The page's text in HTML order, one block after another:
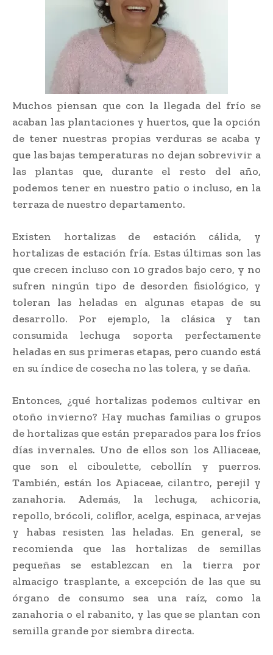
Muchos piensan que con la llegada del frío se
acaban las plantaciones y huertos, que la opción
de tener nuestras propias verduras se acaba y
que las bajas temperaturas no dejan sobrevivir a
las plantas que, durante el resto del año,
podemos tener en nuestro patio o incluso, en la
terraza de nuestro departamento.
Existen hortalizas de estación cálida, y
hortalizas de estación fría. Estas últimas son las
que crecen incluso con 10 grados bajo cero, y no
sufren ningún tipo de desorden fisiológico, y
toleran las heladas en algunas etapas de su
desarrollo. Por ejemplo, la clásica y tan
consumida lechuga soporta perfectamente
heladas en sus primeras etapas, pero cuando está
en su índice de cosecha no las tolera, y se daña.
Entonces, ¿qué hortalizas podemos cultivar en
otoño invierno? Hay muchas familias o grupos
de hortalizas que están preparados para los fríos
días invernales. Uno de ellos son los Alliaceae,
que son el ciboulette, cebollín y puerros.
También, están los Apiaceae, cilantro, perejil y
zanahoria. Además, la lechuga, achicoria,
repollo, brócoli, coliflor, acelga, espinaca, arvejas
y habas resisten las heladas. En general, se
recomienda que las hortalizas de semillas
pequeñas se establezcan en la tierra por
almacigo trasplante, a excepción de las que su
órgano de consumo sea una raíz, como la
zanahoria o el rabanito, y las que se plantan con
semilla grande por siembra directa.